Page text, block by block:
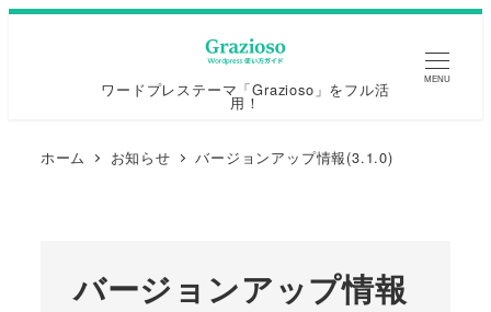
ワードプレステーマ「Grazioso」をフル活
用！
MENU
ホーム お知らせ バージョンアップ情報(3.1.0)
バージョンアップ情報